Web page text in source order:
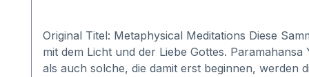
Original Titel: Metaphysical Meditations Diese
mit dem Licht und der Liebe Gottes.
als auch solche, die damit erst beginnen, werden